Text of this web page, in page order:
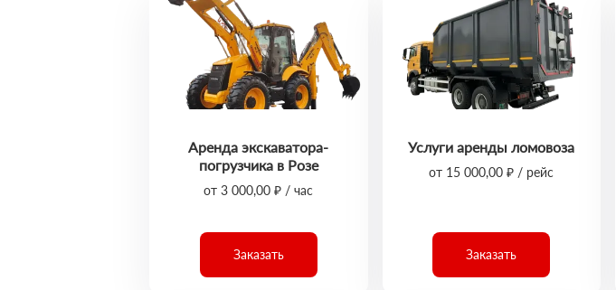
Аренда экскаватора-
погрузчика в Розе
от 3 000,00 ₽ / час
Заказать
Услуги аренды ломовоза
от 15 000,00 ₽ / рейс
Заказать